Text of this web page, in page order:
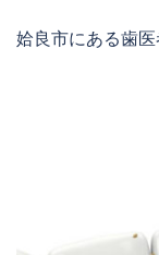
姶良市にある歯